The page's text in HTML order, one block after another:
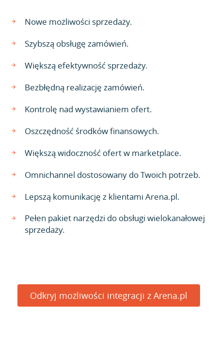
Nowe możliwości sprzedaży.
Szybszą obsługę zamówień.
Większą efektywność sprzedaży.
Bezbłędną realizację zamówień.
Kontrolę nad wystawianiem ofert.
Oszczędność środków finansowych.
Większą widoczność ofert w marketplace.
Omnichannel dostosowany do Twoich potrzeb.
Lepszą komunikację z klientami Arena.pl.
Pełen pakiet narzędzi do obsługi wielokanałowej
sprzedaży.
Odkryj możliwości integracji z Arena.pl